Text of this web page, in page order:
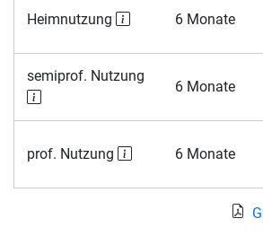
Heimnutzung 6 Monate
semiprof. Nutzung
6 Monate
prof. Nutzung 6 Monate